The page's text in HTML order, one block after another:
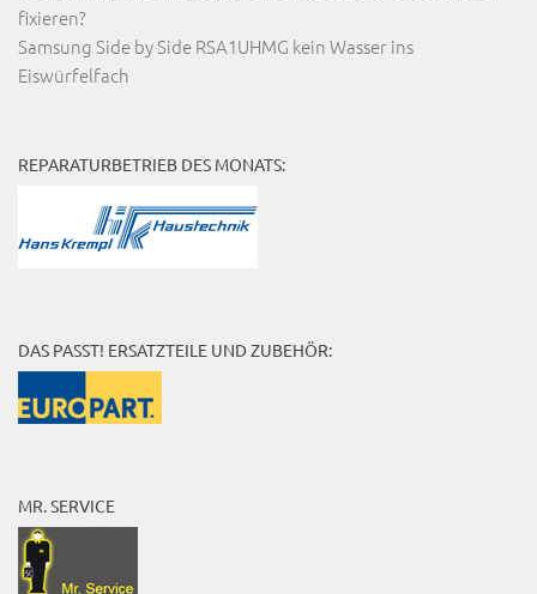
fixieren?
Samsung Side by Side RSA1UHMG kein Wasser ins
Eiswürfelfach
REPARATURBETRIEB DES MONATS:
DAS PASST! ERSATZTEILE UND ZUBEHÖR:
MR. SERVICE